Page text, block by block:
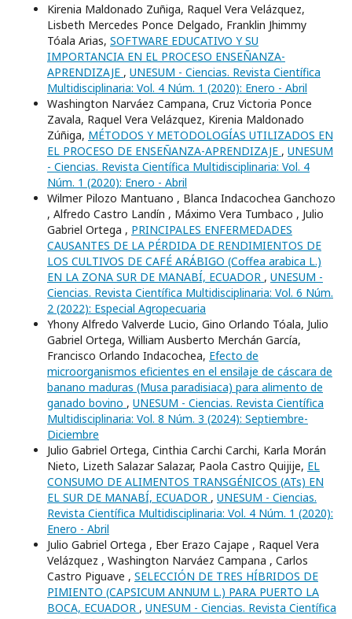
Kirenia Maldonado Zuñiga, Raquel Vera Velázquez,
Lisbeth Mercedes Ponce Delgado, Franklin Jhimmy
Tóala Arias, SOFTWARE EDUCATIVO Y SU
IMPORTANCIA EN EL PROCESO ENSEÑANZA-
APRENDIZAJE , UNESUM - Ciencias. Revista Científica
Multidisciplinaria: Vol. 4 Núm. 1 (2020): Enero - Abril
Washington Narváez Campana, Cruz Victoria Ponce
Zavala, Raquel Vera Velázquez, Kirenia Maldonado
Zúñiga, MÉTODOS Y METODOLOGÍAS UTILIZADOS EN
EL PROCESO DE ENSEÑANZA-APRENDIZAJE , UNESUM
- Ciencias. Revista Científica Multidisciplinaria: Vol. 4
Núm. 1 (2020): Enero - Abril
Wilmer Pilozo Mantuano , Blanca Indacochea Ganchozo
, Alfredo Castro Landí­n , Máximo Vera Tumbaco , Julio
Gabriel Ortega , PRINCIPALES ENFERMEDADES
CAUSANTES DE LA PÉRDIDA DE RENDIMIENTOS DE
LOS CULTIVOS DE CAFÉ ARÁBIGO (Coffea arabica L.)
EN LA ZONA SUR DE MANABÍ, ECUADOR , UNESUM -
Ciencias. Revista Científica Multidisciplinaria: Vol. 6 Núm.
2 (2022): Especial Agropecuaria
Yhony Alfredo Valverde Lucio, Gino Orlando Tóala, Julio
Gabriel Ortega, William Ausberto Merchán García,
Francisco Orlando Indacochea, Efecto de
microorganismos eficientes en el ensilaje de cáscara de
banano maduras (Musa paradisiaca) para alimento de
ganado bovino , UNESUM - Ciencias. Revista Científica
Multidisciplinaria: Vol. 8 Núm. 3 (2024): Septiembre-
Diciembre
Julio Gabriel Ortega, Cinthia Carchi Carchi, Karla Morán
Nieto, Lizeth Salazar Salazar, Paola Castro Quijije, EL
CONSUMO DE ALIMENTOS TRANSGÉNICOS (ATs) EN
EL SUR DE MANABÍ, ECUADOR , UNESUM - Ciencias.
Revista Científica Multidisciplinaria: Vol. 4 Núm. 1 (2020):
Enero - Abril
Julio Gabriel Ortega , Eber Erazo Cajape , Raquel Vera
Velázquez , Washington Narváez Campana , Carlos
Castro Piguave , SELECCIÓN DE TRES HÍBRIDOS DE
PIMIENTO (CAPSICUM ANNUM L.) PARA PUERTO LA
BOCA, ECUADOR , UNESUM - Ciencias. Revista Científica